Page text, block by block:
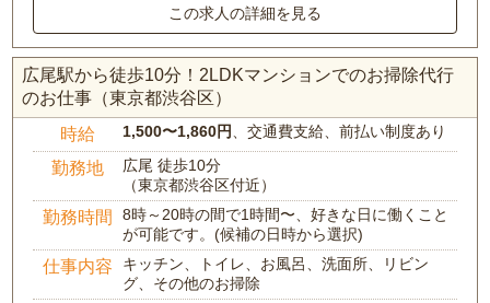
この求人の詳細を見る
広尾駅から徒歩10分！2LDKマンションでのお掃除代行
のお仕事（東京都渋谷区）
時給 1,500〜1,860円、交通費支給、前払い制度あり
勤務地
広尾 徒歩10分
（東京都渋谷区付近）
勤務時間
8時～20時の間で1時間〜、好きな日に働くこと
が可能です。(候補の日時から選択)
仕事内容
キッチン、トイレ、お風呂、洗面所、リビン
グ、その他のお掃除